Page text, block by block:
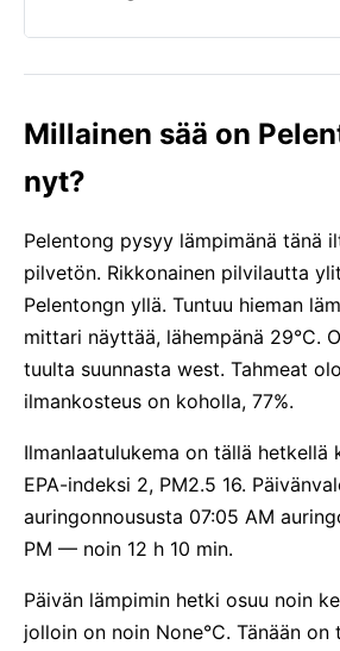
Millainen sää on
nyt?
Pelentong pysyy lämpimänä tänä
pilvetön. Rikkonainen pilvilautta
Pelentongn yllä. Tuntuu hieman
mittari näyttää, lähempänä 29°C.
tuulta suunnasta west. Tahmeat
ilmankosteus on koholla, 77%.
Ilmanlaatulukema on tällä hetkellä
EPA-indeksi 2, PM2.5 16.
auringonnoususta 07:05 AM
PM — noin 12 h 10 min.
Päivän lämpimin hetki osuu noin
jolloin on noin None°C. Tänään on